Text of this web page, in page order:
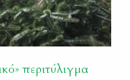
περιτύλιγμα